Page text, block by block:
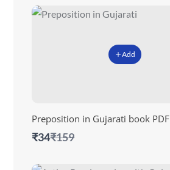
Add
Preposition in Gujarati book PDF
₹34Compare
₹159